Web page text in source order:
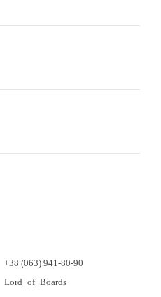
+38 (063) 941-80-90
Lord_of_Boards